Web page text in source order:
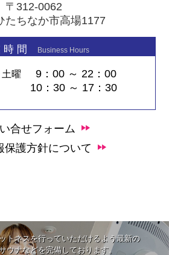
〒312-0062
たちなか市高場1177
時 間 Business Hours
土曜 9：00 ～ 22：00
10：30 ～ 17：30
合せフォーム
保護方針について
トネスを行っていただけるよう最新の
ウナなどを完備しております。